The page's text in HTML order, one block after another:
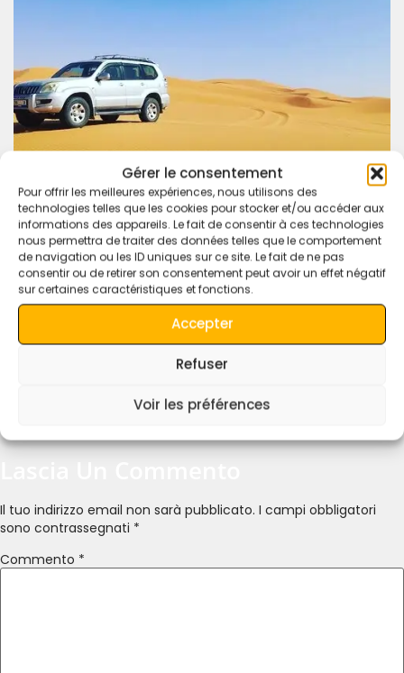
Gérer le consentement
Pour offrir les meilleures expériences, nous utilisons des
technologies telles que les cookies pour stocker et/ou accéder aux
informations des appareils. Le fait de consentir à ces technologies
nous permettra de traiter des données telles que le comportement
de navigation ou les ID uniques sur ce site. Le fait de ne pas
consentir ou de retirer son consentement peut avoir un effet négatif
sur certaines caractéristiques et fonctions.
Accepter
Refuser
Voir les préférences
Experience Morocco like never before with our4×4 desert
. Whether it’s a short excursion or a multi-day
excitement and discovery.
Il tuo indirizzo email non sarà pubblicato. I campi obbligatori
sono contrassegnati *
Commento *